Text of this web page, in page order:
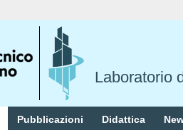
Laboratorio
Pubblicazioni Didattica